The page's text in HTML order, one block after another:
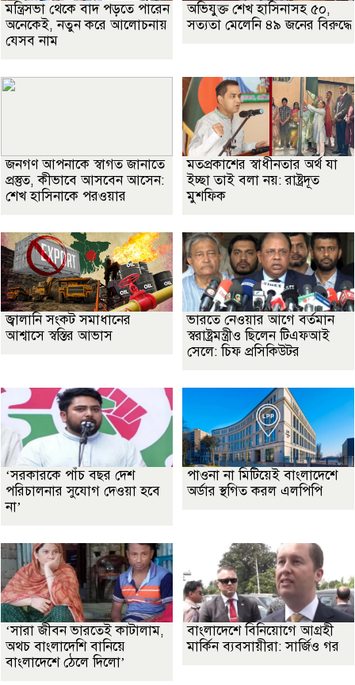
মন্ত্রিসভা থেকে বাদ পড়তে পারেন
অনেকেই, নতুন করে আলোচনায়
যেসব নাম
অভিযুক্ত শেখ হাসিনাসহ ৫০,
সত্যতা মেলেনি ৪৯ জনের বিরুদ্ধে
জনগণ আপনাকে স্বাগত জানাতে
প্রস্তুত, কীভাবে আসবেন আসেন:
শেখ হাসিনাকে পরওয়ার
মতপ্রকাশের স্বাধীনতার অর্থ যা
ইচ্ছা তাই বলা নয়: রাষ্ট্রদূত
মুশফিক
জ্বালানি সংকট সমাধানের
আশ্বাসে স্বস্তির আভাস
ভারতে নেওয়ার আগে বর্তমান
স্বরাষ্ট্রমন্ত্রীও ছিলেন টিএফআই
সেলে: চিফ প্রসিকিউটর
‘সরকারকে পাঁচ বছর দেশ
পরিচালনার সুযোগ দেওয়া হবে
না’
পাওনা না মিটিয়েই বাংলাদেশে
অর্ডার স্থগিত করল এলপিপি
‘সারা জীবন ভারতেই কাটালাম,
অথচ বাংলাদেশি বানিয়ে
বাংলাদেশে ঠেলে দিলো’
বাংলাদেশে বিনিয়োগে আগ্রহী
মার্কিন ব্যবসায়ীরা: সার্জিও গর